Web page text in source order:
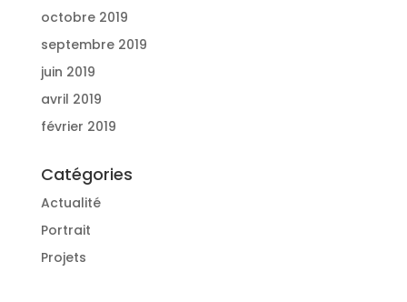
octobre 2019
septembre 2019
juin 2019
avril 2019
février 2019
Catégories
Actualité
Portrait
Projets